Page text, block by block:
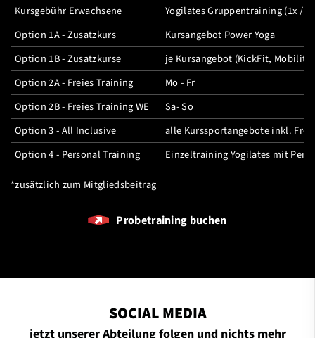
Kursgebühr Erwachsene
Yogilates Gruppentraining (1x /
Option 1A - Zusatzkurs
Kursangebot Power Yoga
Option 1B - Zusatzkurse
je Kursangebot (KickFit, Mobility)
Option 2A - Freies Training
Mo - Fr
Option 2B - Freies Training WE
Sa- So
Option 3 - All Inclusive
alle Kurssportangebote inkl.
Option 4 - Personal Training
Einzeltraining Yogilates mit
*zusätzlich zum Mitgliedsbeitrag
Probetraining buchen
SOCIAL MEDIA
jetzt unserer Abteilung folgen und nichts mehr